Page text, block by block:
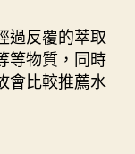
過反覆的萃取
等物質，同時
會比較推薦水